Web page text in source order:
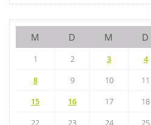
M D M D
1 2 3 4
8
9 10 11
15
16 17 18
22
23 24 25